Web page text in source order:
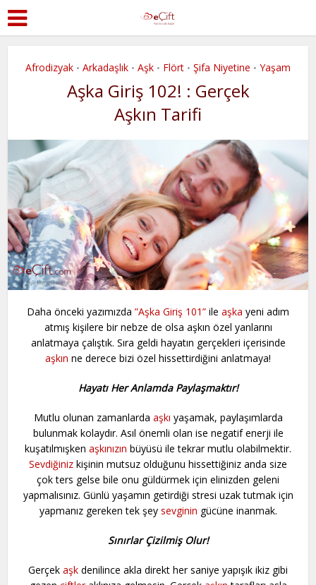
Afrodizyak • Arkadaşlık • Aşk • Flört • Şifa Niyetine • Yaşam
Aşka Giriş 102! : Gerçek
Aşkın Tarifi
Daha önceki yazımızda ”Aşka Giriş 101” ile aşka yeni adım
atmış kişilere bir nebze de olsa aşkın özel yanlarını
anlatmaya çalıştık. Sıra geldi hayatın gerçekleri içerisinde
aşkın ne derece bizi özel hissettirdiğini anlatmaya!
Hayatı Her Anlamda Paylaşmaktır!
Mutlu olunan zamanlarda aşkı yaşamak, paylaşımlarda
bulunmak kolaydır. Asıl önemli olan ise negatif enerji ile
kuşatılmışken aşkınızın büyüsü ile tekrar mutlu olabilmektir.
Sevdiğiniz kişinin mutsuz olduğunu hissettiğiniz anda size
çok ters gelse bile onu güldürmek için elinizden geleni
yapmalısınız. Günlü yaşamın getirdiği stresi uzak tutmak için
yapmanız gereken tek şey sevginin gücüne inanmak.
Sınırlar Çizilmiş Olur!
Gerçek aşk denilince akla direkt her saniye yapışık ikiz gibi